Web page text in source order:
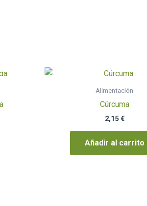
Alimentación
Cúrcuma
2,15 €
Añadir al carrito